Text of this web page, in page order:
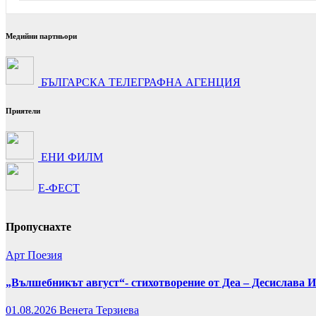
Медийни партньори
БЪЛГАРСКА ТЕЛЕГРАФНА АГЕНЦИЯ
Приятели
ЕНИ ФИЛМ
Е-ФЕСТ
Пропуснахте
Арт Поезия
„Вълшебникът август“- стихотворение от Деа – Десислава
01.08.2026 Венета Терзиева